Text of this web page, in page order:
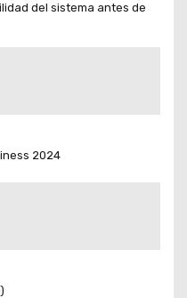
del sistema antes de
2024